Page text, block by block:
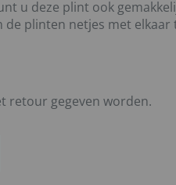
u deze plint ook
plinten netjes met
retour gegeven worden.